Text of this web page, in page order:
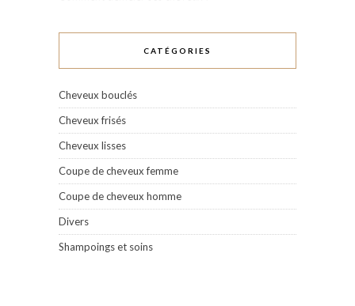
CATÉGORIES
Cheveux bouclés
Cheveux frisés
Cheveux lisses
Coupe de cheveux femme
Coupe de cheveux homme
Divers
Shampoings et soins